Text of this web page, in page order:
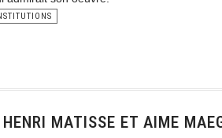
MATISSE ET AIME